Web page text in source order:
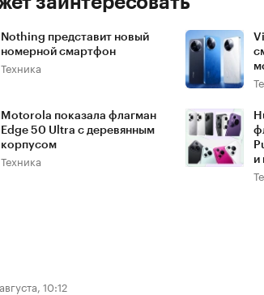
Nothing представит новый
номерной смартфон
Техника
Motorola показала флагман
Edge 50 Ultra с деревянным
корпусом
Техника
и
10:12